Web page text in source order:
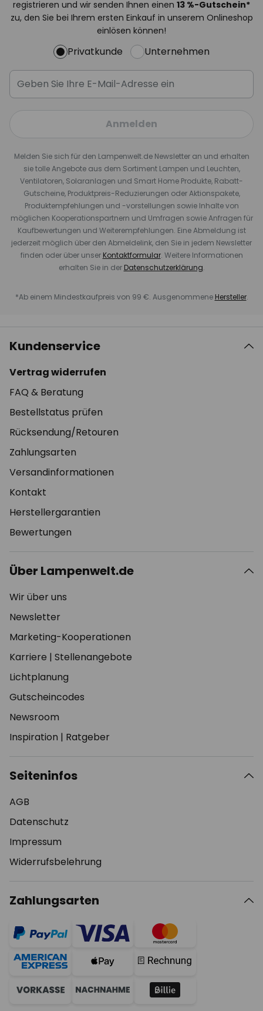
registrieren und wir senden Ihnen einen 13 %-Gutschein*
zu, den Sie bei Ihrem ersten Einkauf in unserem Onlineshop
einlösen können!
Privatkunde Unternehmen
Anmelden
Melden Sie sich für den Lampenwelt.de Newsletter an und erhalten
sie tolle Angebote aus dem Sortiment Lampen und Leuchten,
Ventilatoren, Solaranlagen und Smart Home Produkte, Rabatt-
Gutscheine, Produktpreis-Reduzierungen oder Aktionspakete,
Produktempfehlungen und -vorstellungen sowie Inhalte von
möglichen Kooperationspartnern und Umfragen sowie Anfragen für
Kaufbewertungen und Weiterempfehlungen. Eine Abmeldung ist
jederzeit möglich über den Abmeldelink, den Sie in jedem Newsletter
finden oder über unser Kontaktformular. Weitere Informationen
erhalten Sie in der Datenschutzerklärung.
*Ab einem Mindestkaufpreis von 99 €. Ausgenommene Hersteller.
Kundenservice
Vertrag widerrufen
FAQ & Beratung
Bestellstatus prüfen
Rücksendung/Retouren
Zahlungsarten
Versandinformationen
Kontakt
Herstellergarantien
Bewertungen
Über Lampenwelt.de
Wir über uns
Newsletter
Marketing-Kooperationen
Karriere | Stellenangebote
Lichtplanung
Gutscheincodes
Newsroom
Inspiration | Ratgeber
Seiteninfos
AGB
Datenschutz
Impressum
Widerrufsbelehrung
Zahlungsarten